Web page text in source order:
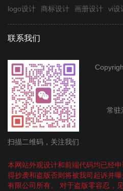
logo设计 商标设计 画册设计 vi设
联系我们
扫描二维码，关注我们
常驻
本网站外观设计和前端代码均已经
得抄袭和盗版否则将被我司起诉并
有限公司所有。 对于盗版零容忍，